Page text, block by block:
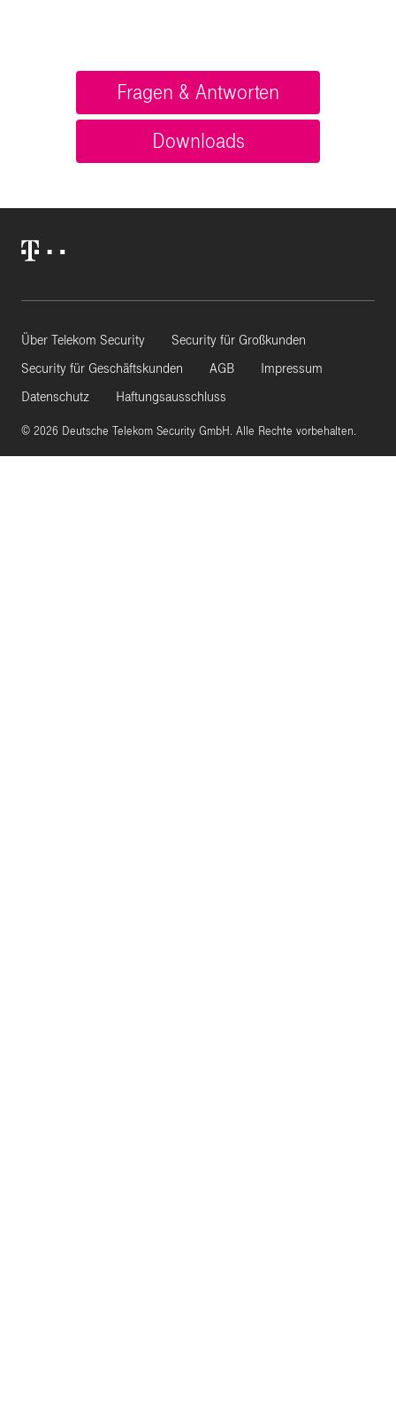
Fragen & Antworten
Downloads
Über Telekom Security
Security für Großkunden
Security für Geschäftskunden
AGB
Impressum
Datenschutz
Haftungsausschluss
© 2026 Deutsche Telekom Security GmbH. Alle Rechte vorbehalten.